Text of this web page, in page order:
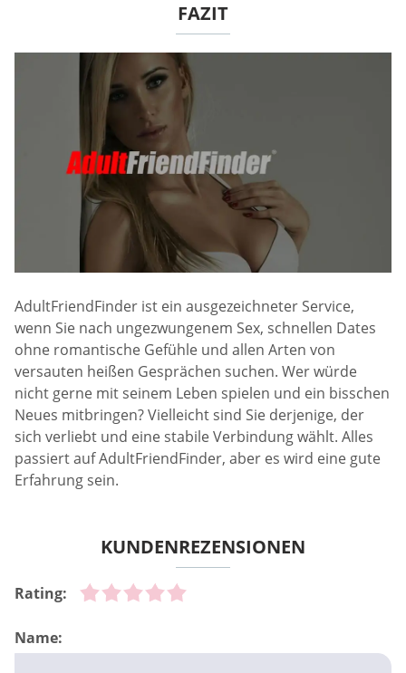
FAZIT
AdultFriendFinder ist ein ausgezeichneter Service,
wenn Sie nach ungezwungenem Sex, schnellen Dates
ohne romantische Gefühle und allen Arten von
versauten heißen Gesprächen suchen. Wer würde
nicht gerne mit seinem Leben spielen und ein bisschen
Neues mitbringen? Vielleicht sind Sie derjenige, der
sich verliebt und eine stabile Verbindung wählt. Alles
passiert auf AdultFriendFinder, aber es wird eine gute
Erfahrung sein.
KUNDENREZENSIONEN
Rating:
Name: